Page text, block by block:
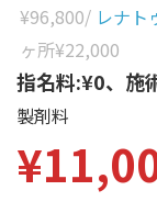
眼窩縁（目の下）
ゴルゴライン
鼻
ほうれい線
¥96,800/ レナト
ヶ所¥22,000
指名料:¥0、施
製剤料